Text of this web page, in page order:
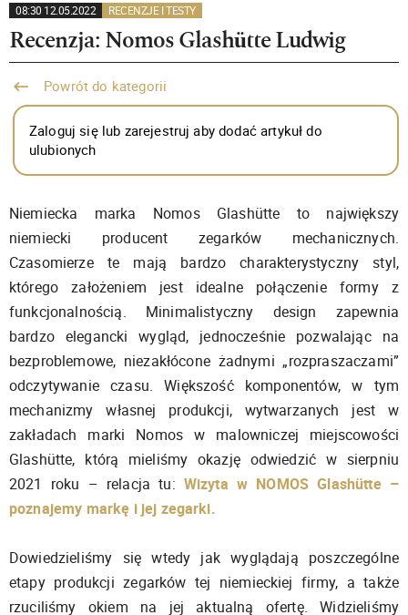
08:30 12.05.2022 RECENZJE I TESTY
Recenzja: Nomos Glashütte Ludwig
Powrót do kategorii
Zaloguj się lub zarejestruj aby dodać artykuł do
ulubionych
Niemiecka marka Nomos Glashütte to największy
niemiecki producent zegarków mechanicznych.
Czasomierze te mają bardzo charakterystyczny styl,
którego założeniem jest idealne połączenie formy z
funkcjonalnością. Minimalistyczny design zapewnia
bardzo elegancki wygląd, jednocześnie pozwalając na
bezproblemowe, niezakłócone żadnymi „rozpraszaczami”
odczytywanie czasu. Większość komponentów, w tym
mechanizmy własnej produkcji, wytwarzanych jest w
zakładach marki Nomos w malowniczej miejscowości
Glashütte, którą mieliśmy okazję odwiedzić w sierpniu
2021 roku – relacja tu: Wizyta w NOMOS Glashütte –
poznajemy markę i jej zegarki.
Dowiedzieliśmy się wtedy jak wyglądają poszczególne
etapy produkcji zegarków tej niemieckiej firmy, a także
rzuciliśmy okiem na jej aktualną ofertę. Widzieliśmy